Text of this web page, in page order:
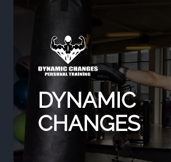
DYNAMIC
CHANGES